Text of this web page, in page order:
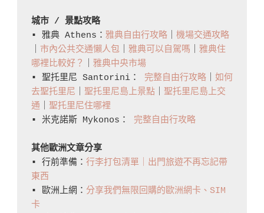
尼
住
酒
店/
店/
宿
較
城市 / 景點攻略
▪️ 雅典 Athens： 雅典自由行攻略
機場交通攻略
市內公共交通懶人包 雅典可以自駕嗎
雅典住
哪裡比較好？
雅典中央市場
▪️ 聖托里尼 Santorini： 完整自由行攻略
如何
去聖托里尼
聖托里尼島上景點
聖托里尼島上交
通
聖托里尼住哪裡
▪️ 米克諾斯 Mykonos： 完整自由行攻略
其他歐洲文章分享
▪️ 行前準備： 行李打包清單｜出門旅遊不再忘記帶
東西
▪️ 歐洲上網： 分享我們無限回購的歐洲網卡、SIM
卡